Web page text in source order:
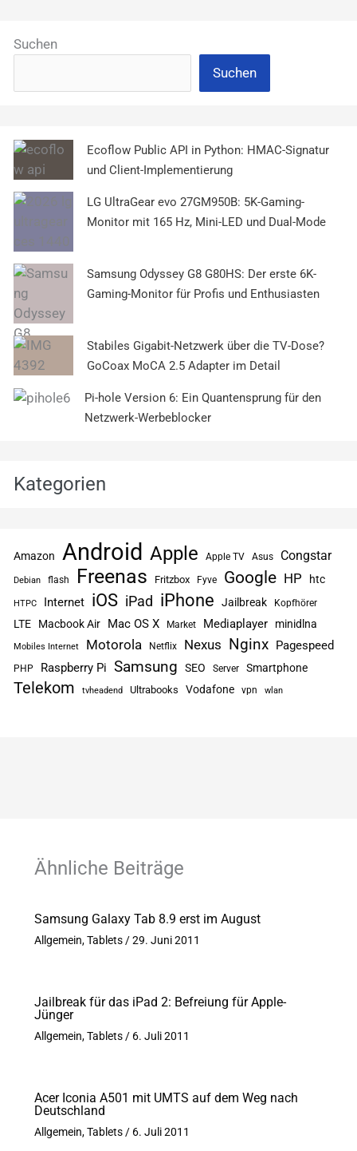
Suchen
Suchen
Ecoflow Public API in Python: HMAC-Signatur
und Client-Implementierung
LG UltraGear evo 27GM950B: 5K-Gaming-
Monitor mit 165 Hz, Mini-LED und Dual-Mode
Samsung Odyssey G8 G80HS: Der erste 6K-
Gaming-Monitor für Profis und Enthusiasten
Stabiles Gigabit-Netzwerk über die TV-Dose?
GoCoax MoCA 2.5 Adapter im Detail
Pi-hole Version 6: Ein Quantensprung für den
Netzwerk-Werbeblocker
Kategorien
Amazon Android Apple Apple TV Asus Congstar
Debian flash Freenas Fritzbox Fyve Google HP htc
HTPC Internet iOS iPad iPhone Jailbreak Kopfhörer
LTE Macbook Air Mac OS X Market Mediaplayer minidlna
Mobiles Internet Motorola Netflix Nexus Nginx Pagespeed
PHP Raspberry Pi Samsung SEO Server Smartphone
Telekom tvheadend Ultrabooks Vodafone vpn wlan
Ähnliche Beiträge
Samsung Galaxy Tab 8.9 erst im August
Allgemein,Tablets/29. Juni 2011
Jailbreak für das iPad 2: Befreiung für Apple-
Jünger
Allgemein,Tablets/ 6. Juli 2011
Acer Iconia A501 mit UMTS auf dem Weg nach
Deutschland
Allgemein,Tablets/ 6. Juli 2011